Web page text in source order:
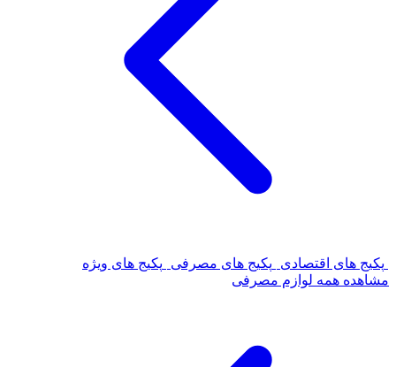
پکیج های اقتصادی پکیج های مصرفی
پکیج های ویژه
مشاهده همه لوازم مصرفی